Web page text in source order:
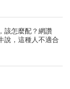
該怎麼配？網讚
說，這種人不適合